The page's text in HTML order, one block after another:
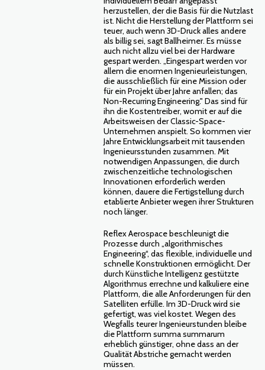
herzustellen, der die Basis für die Nutzlast
ist. Nicht die Herstellung der Plattform sei
teuer, auch wenn 3D-Druck alles andere
als billig sei, sagt Ballheimer. Es müsse
auch nicht allzu viel bei der Hardware
gespart werden. „Eingespart werden vor
allem die enormen Ingenieurleistungen,
die ausschließlich für eine Mission oder
für ein Projekt über Jahre anfallen; das
Non-Recurring Engineering." Das sind für
ihn die Kostentreiber, womit er auf die
Arbeitsweisen der Classic-Space-
Unternehmen anspielt. So kommen vier
Jahre Entwicklungsarbeit mit tausenden
Ingenieursstunden zusammen. Mit
notwendigen Anpassungen, die durch
zwischenzeitliche technologischen
Innovationen erforderlich werden
können, dauere die Fertigstellung durch
etablierte Anbieter wegen ihrer Strukturen
noch länger.
Reflex Aerospace beschleunigt die
Prozesse durch „algorithmisches
Engineering“, das flexible, individuelle und
schnelle Konstruktionen ermöglicht. Der
durch Künstliche Intelligenz gestützte
Algorithmus errechne und kalkuliere eine
Plattform, die alle Anforderungen für den
Satelliten erfülle. Im 3D-Druck wird sie
gefertigt, was viel kostet. Wegen des
Wegfalls teurer Ingenieurstunden bleibe
die Plattform summa summarum
erheblich günstiger, ohne dass an der
Qualität Abstriche gemacht werden
müssen.